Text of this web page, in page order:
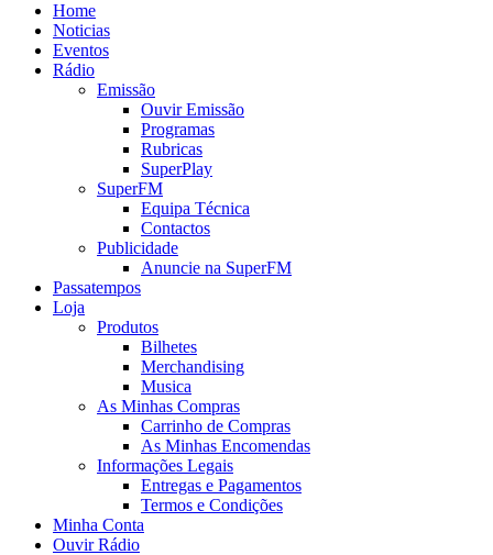
Home
Noticias
Eventos
Rádio
Emissão
Ouvir Emissão
Programas
Rubricas
SuperPlay
SuperFM
Equipa Técnica
Contactos
Publicidade
Anuncie na SuperFM
Passatempos
Loja
Produtos
Bilhetes
Merchandising
Musica
As Minhas Compras
Carrinho de Compras
As Minhas Encomendas
Informações Legais
Entregas e Pagamentos
Termos e Condições
Minha Conta
Ouvir Rádio